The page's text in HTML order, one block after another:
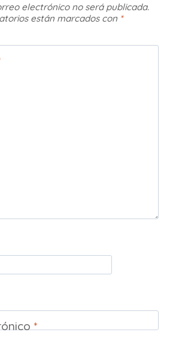
electrónico no será publicada.
están marcados con *
*